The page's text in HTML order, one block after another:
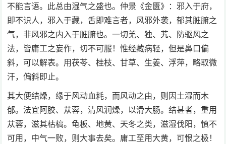
不能言语。此总由湿气之盛也。仲景《金匮》：邪入于府，
即不识人，邪入于藏，舌即难言者，风邪外袭，郁其脏腑之
气，非风邪之内入于脏腑也。一切羌、独、艽、防驱风之
法，皆庸工之妄作，切不可服！惟经藏病轻，但是鼻口偏
斜，可以解表。用茯苓、桂枝、甘草、生姜、浮萍，略取微
汗，偏斜即止。
其大便结燥，缘于风动血耗，而风动之由，则因土湿而木
郁。法宜阿胶、苁蓉，清风润燥，以滑大肠。结甚者，重用
苁蓉，滋其枯槁。龟板、地黄、天冬之类，滋湿伐阳，慎不
可用，中气一败，则大事去矣。庸工至用大黄，可恨之极！